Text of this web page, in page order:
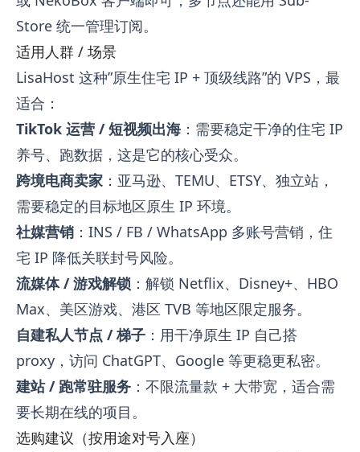
Store 统一管理订阅。
适用人群 / 场景
LisaHost 这种”原生住宅 IP + 顶级线路”的 VPS，最
适合：
TikTok 运营 / 短视频出海 ：需要稳定干净的住宅 IP
养号、跑数据，这是它的核心受众。
跨境电商卖家 ：亚马逊、TEMU、ETSY、独立站，
需要稳定的目标地区原生 IP 环境。
社媒营销 ：INS / FB / WhatsApp 多账号营销，住
宅 IP 降低关联封号风险。
流媒体 / 游戏解锁 ：解锁 Netflix、Disney+、HBO
Max、美区游戏、港区 TVB 等地区限定服务。
自建私人节点 / 梯子 ：用干净原生 IP 自己搭
proxy，访问 ChatGPT、Google 等更稳更私密。
建站 / 跑常驻服务 ：不限流量款 + 大带宽，适合需
要长期在线的项目。
选购建议（按用途对号入座）